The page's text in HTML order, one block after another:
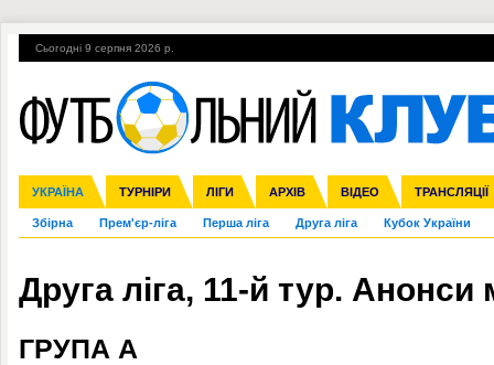
Сьогодні 9 серпня 2026 р.
УКРАЇНА ТУРНІРИ ЛІГИ АРХІВ ВІДЕО ТРАНСЛЯЦІЇ
Збірна Прем'єр-ліга Перша ліга Друга ліга Кубок України
Ліга чемпіонів Ліга Європи Міжнародні Ліга націй Ліга
Англія Іспанія Італія Німеччина Франція Інші
ЧС-2014 ЄВРО-2016 Росія Кубок конфедерацій ЧЄ-2015 (U-
Гарячі теми УПЛ, 2-й тур ВІЙНА УПЛ-ПЕРЕХОДИ
Друга ліга, 11-й тур. Анонси
ГРУПА А